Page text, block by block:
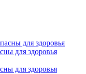
для здоровья
для здоровья